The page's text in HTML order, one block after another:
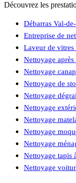
Découvrez les
Débarras Val-
Entreprise de
Laveur de
Nettoyage
Nettoyage
Nettoyage de
Nettoyage
Nettoyage
Nettoyage
Nettoyage
Nettoyage
Nettoyage tapis
Nettoyage